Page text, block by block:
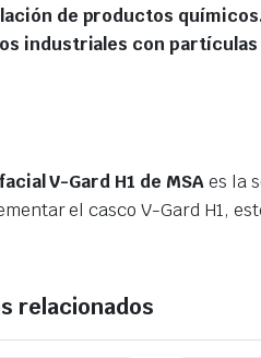
de productos
industriales con
V-Gard H1 de MSAes la
el casco V-Gard H1,
relacionados